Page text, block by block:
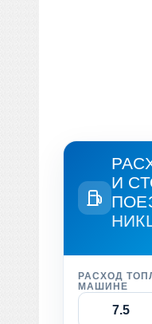
И
РАСХОД
МАШИНЕ